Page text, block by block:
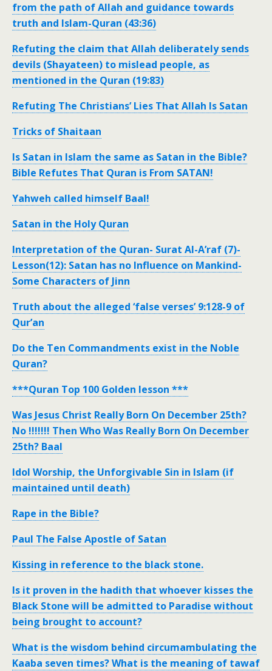
from the path of Allah and guidance towards
truth and Islam-Quran (43:36)
Refuting the claim that Allah deliberately sends
devils (Shayateen) to mislead people, as
mentioned in the Quran (19:83)
Refuting The Christians’ Lies That Allah Is Satan
Tricks of Shaitaan
Is Satan in Islam the same as Satan in the Bible?
Bible Refutes That Quran is From SATAN!
Yahweh called himself Baal!
Satan in the Holy Quran
Interpretation of the Quran- Surat Al-A’raf (7)-
Lesson(12): Satan has no Influence on Mankind-
Some Characters of Jinn
Truth about the alleged ‘false verses’ 9:128-9 of
Qur’an
Do the Ten Commandments exist in the Noble
Quran?
***Quran Top 100 Golden lesson ***
Was Jesus Christ Really Born On December 25th?
No !!!!!!! Then Who Was Really Born On December
25th? Baal
Idol Worship, the Unforgivable Sin in Islam (if
maintained until death)
Rape in the Bible?
Paul The False Apostle of Satan
Kissing in reference to the black stone.
Is it proven in the hadith that whoever kisses the
Black Stone will be admitted to Paradise without
being brought to account?
What is the wisdom behind circumambulating the
Kaaba seven times? What is the meaning of tawaf